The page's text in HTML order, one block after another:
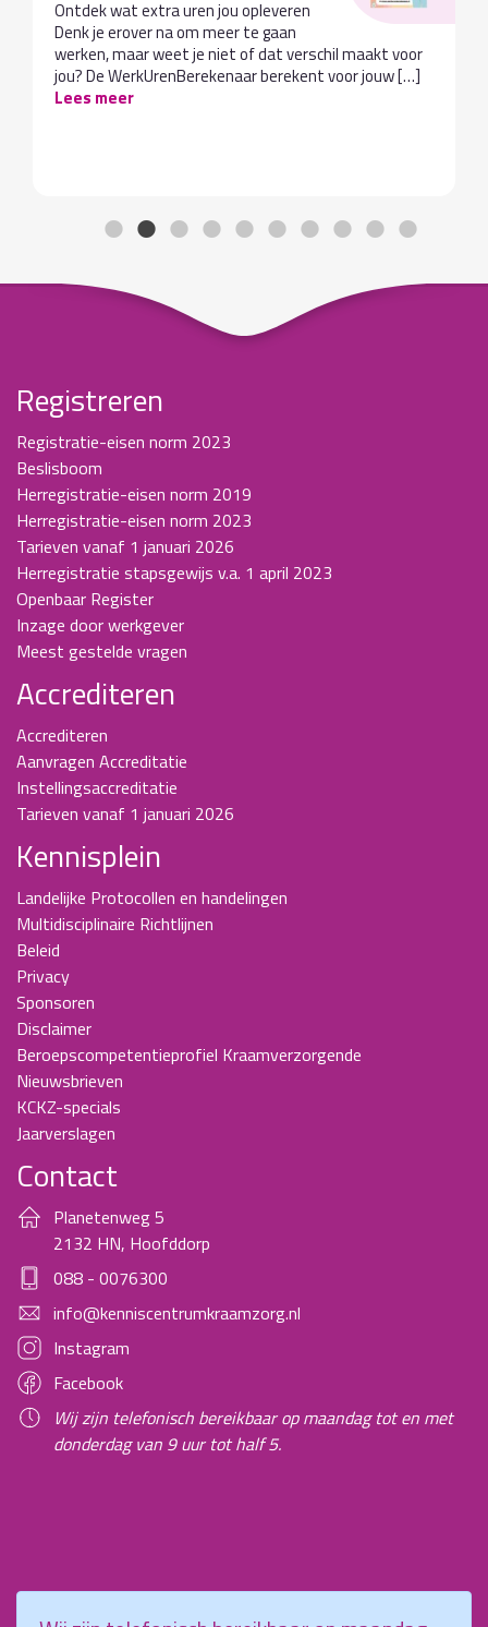
Ontdek wat extra uren jou opleveren
Denk je erover na om meer te gaan
werken, maar weet je niet of dat verschil maakt voor
jou? De WerkUrenBerekenaar berekent voor jouw […]
Lees meer
Registreren
Registratie-eisen norm 2023
Beslisboom
Herregistratie-eisen norm 2019
Herregistratie-eisen norm 2023
Tarieven vanaf 1 januari 2026
Herregistratie stapsgewijs v.a. 1 april 2023
Openbaar Register
Inzage door werkgever
Meest gestelde vragen
Accrediteren
Accrediteren
Aanvragen Accreditatie
Instellingsaccreditatie
Tarieven vanaf 1 januari 2026
Kennisplein
Landelijke Protocollen en handelingen
Multidisciplinaire Richtlijnen
Beleid
Privacy
Sponsoren
Disclaimer
Beroepscompetentieprofiel Kraamverzorgende
Nieuwsbrieven
KCKZ-specials
Jaarverslagen
Contact
Planetenweg 5
2132 HN, Hoofddorp
088 - 0076300
info@kenniscentrumkraamzorg.nl
Instagram
Facebook
Wij zijn telefonisch bereikbaar op maandag tot en met
donderdag van 9 uur tot half 5.